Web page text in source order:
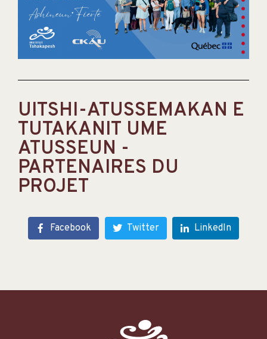
UITSHI-ATUSSEMAKAN E
TUTAKANIT UME
ATUSSEUN -
PARTENAIRES DU
PROJET
Facebook Twitter LinkedIn